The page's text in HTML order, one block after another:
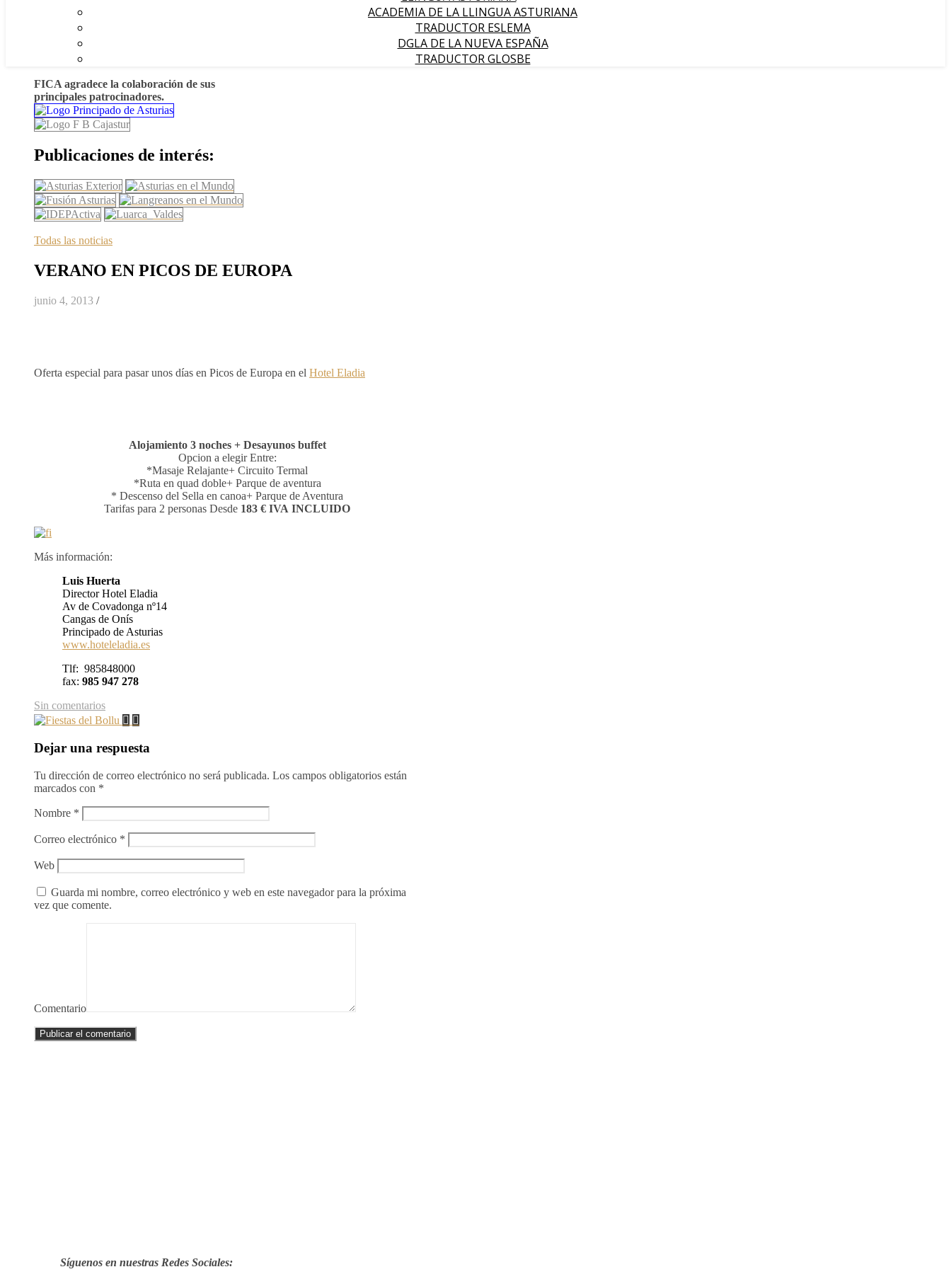
ACADEMIA DE LA LLINGUA ASTURIANA
TRADUCTOR ESLEMA
DGLA DE LA NUEVA ESPAÑA
TRADUCTOR GLOSBE
FICA agradece la colaboración de sus
principales patrocinadores.
Publicaciones de interés:
Todas las noticias
VERANO EN PICOS DE EUROPA
junio 4, 2013 /
Oferta especial para pasar unos días en Picos de Europa en el Hotel Eladia
Alojamiento 3 noches + Desayunos buffet
Opcion a elegir Entre:
*Masaje Relajante+ Circuito Termal
*Ruta en quad doble+ Parque de aventura
* Descenso del Sella en canoa+ Parque de Aventura
Tarifas para 2 personas Desde 183 € IVA INCLUIDO
Más información:
Luis Huerta
Director Hotel Eladia
Av de Covadonga nº14
Cangas de Onís
Principado de Asturias
www.hoteleladia.es
Tlf: 985848000
fax: 985 947 278
Sin comentarios
Dejar una respuesta
Tu dirección de correo electrónico no será publicada. Los campos obligatorios están
marcados con *
Nombre *
Correo electrónico *
Web
Guarda mi nombre, correo electrónico y web en este navegador para la próxima
vez que comente.
Comentario
Síguenos en nuestras Redes Sociales: